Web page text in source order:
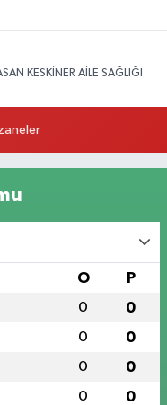
KESKİNER AİLE SAĞLIĞI
O P
0 0
0 0
0 0
0 0